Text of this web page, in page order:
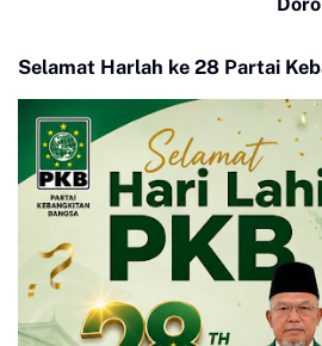
dan
Selamat Harlah ke 28 Partai